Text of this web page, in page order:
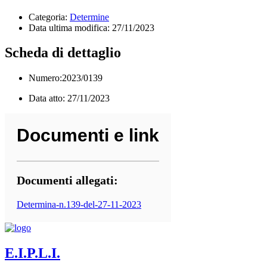
Categoria: Determine
Data ultima modifica: 27/11/2023
Scheda di dettaglio
Numero:2023/0139
Data atto: 27/11/2023
Documenti e link
Documenti allegati:
Determina-n.139-del-27-11-2023
E.I.P.L.I.